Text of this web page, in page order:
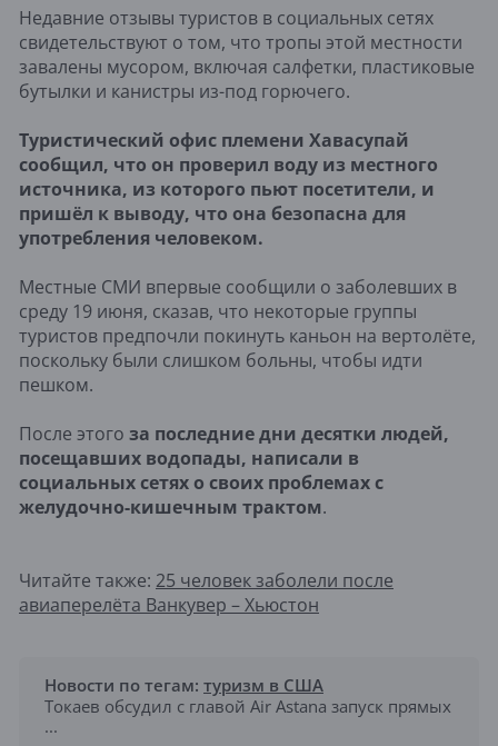
Недавние отзывы туристов в социальных сетях
свидетельствуют о том, что тропы этой местности
завалены мусором, включая салфетки, пластиковые
бутылки и канистры из-под горючего.
Туристический офис племени Хавасупай
сообщил, что он проверил воду из местного
источника, из которого пьют посетители, и
пришёл к выводу, что она безопасна для
употребления человеком.
Местные СМИ впервые сообщили о заболевших в
среду 19 июня, сказав, что некоторые группы
туристов предпочли покинуть каньон на вертолёте,
поскольку были слишком больны, чтобы идти
пешком.
После этого за последние дни десятки людей,
посещавших водопады, написали в
социальных сетях о своих проблемах с
желудочно-кишечным трактом.
Читайте также: 25 человек заболели после
авиаперелёта Ванкувер – Хьюстон
Новости по тегам: туризм в США
Токаев обсудил с главой Air Astana запуск прямых
...